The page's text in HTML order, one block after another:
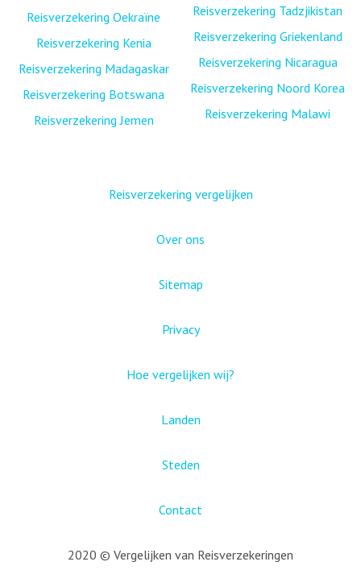
Reisverzekering Oekraïne
Reisverzekering Kenia
Reisverzekering Madagaskar
Reisverzekering Botswana
Reisverzekering Jemen
Reisverzekering Tadzjikistan
Reisverzekering Griekenland
Reisverzekering Nicaragua
Reisverzekering Noord Korea
Reisverzekering Malawi
Reisverzekering vergelijken
Over ons
Sitemap
Privacy
Hoe vergelijken wij?
Landen
Steden
Contact
2020 © Vergelijken van Reisverzekeringen